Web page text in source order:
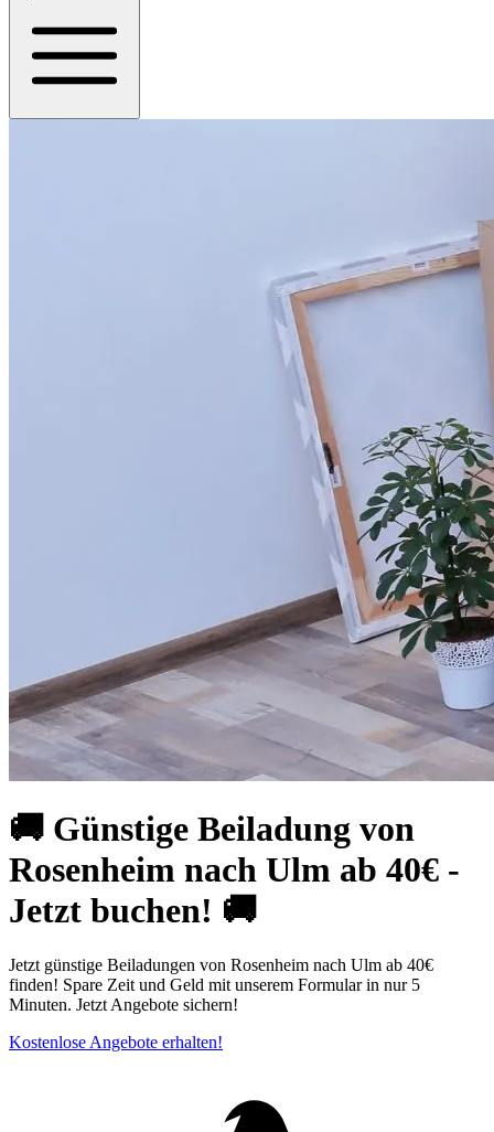
🚚 Günstige Beiladung von
Rosenheim nach Ulm ab 40€ -
Jetzt buchen! 🚚
Jetzt günstige Beiladungen von Rosenheim nach Ulm ab 40€
finden! Spare Zeit und Geld mit unserem Formular in nur 5
Minuten. Jetzt Angebote sichern!
Kostenlose Angebote erhalten!